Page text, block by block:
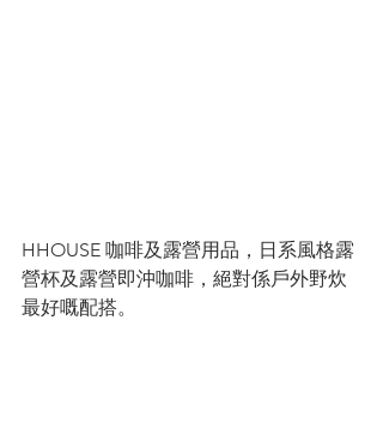
HHOUSE 咖啡及露營用品，日系風格露
營杯及露營即沖咖啡，絕對係戶外野炊
最好嘅配搭。